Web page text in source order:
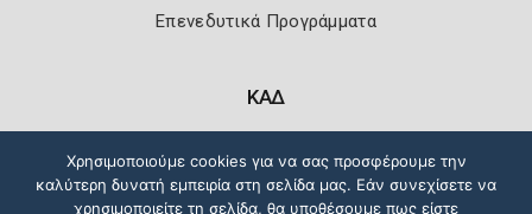
Επενεδυτικά Προγράμματα
ΚΑΔ
Χρησιμοποιούμε cookies για να σας προσφέρουμε την
καλύτερη δυνατή εμπειρία στη σελίδα μας. Εάν συνεχίσετε να
χρησιμοποιείτε τη σελίδα, θα υποθέσουμε πως είστε